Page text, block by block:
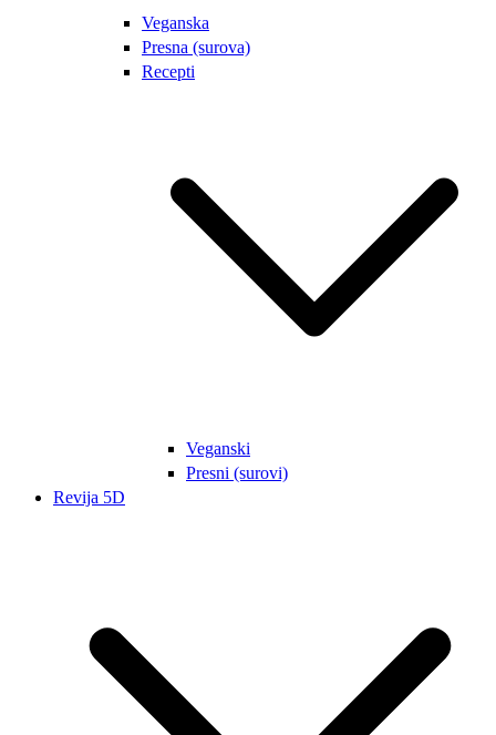
Veganska
Presna (surova)
Recepti
Veganski
Presni (surovi)
Revija 5D